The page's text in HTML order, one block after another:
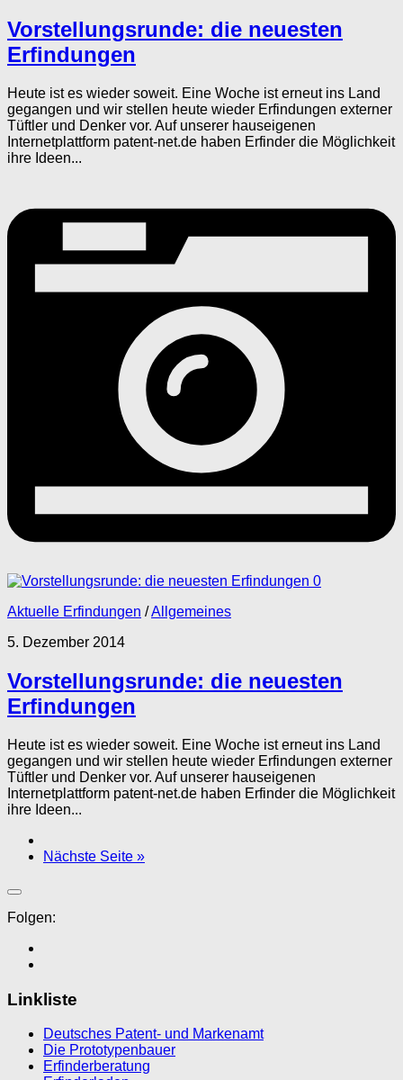
Vorstellungsrunde: die neuesten
Erfindungen
Heute ist es wieder soweit. Eine Woche ist erneut ins Land
gegangen und wir stellen heute wieder Erfindungen externer
Tüftler und Denker vor. Auf unserer hauseigenen
Internetplattform patent-net.de haben Erfinder die Möglichkeit
ihre Ideen...
0
Aktuelle Erfindungen /Allgemeines
5. Dezember 2014
Vorstellungsrunde: die neuesten
Erfindungen
Heute ist es wieder soweit. Eine Woche ist erneut ins Land
gegangen und wir stellen heute wieder Erfindungen externer
Tüftler und Denker vor. Auf unserer hauseigenen
Internetplattform patent-net.de haben Erfinder die Möglichkeit
ihre Ideen...
Nächste Seite »
Folgen:
Linkliste
Deutsches Patent- und Markenamt
Die Prototypenbauer
Erfinderberatung